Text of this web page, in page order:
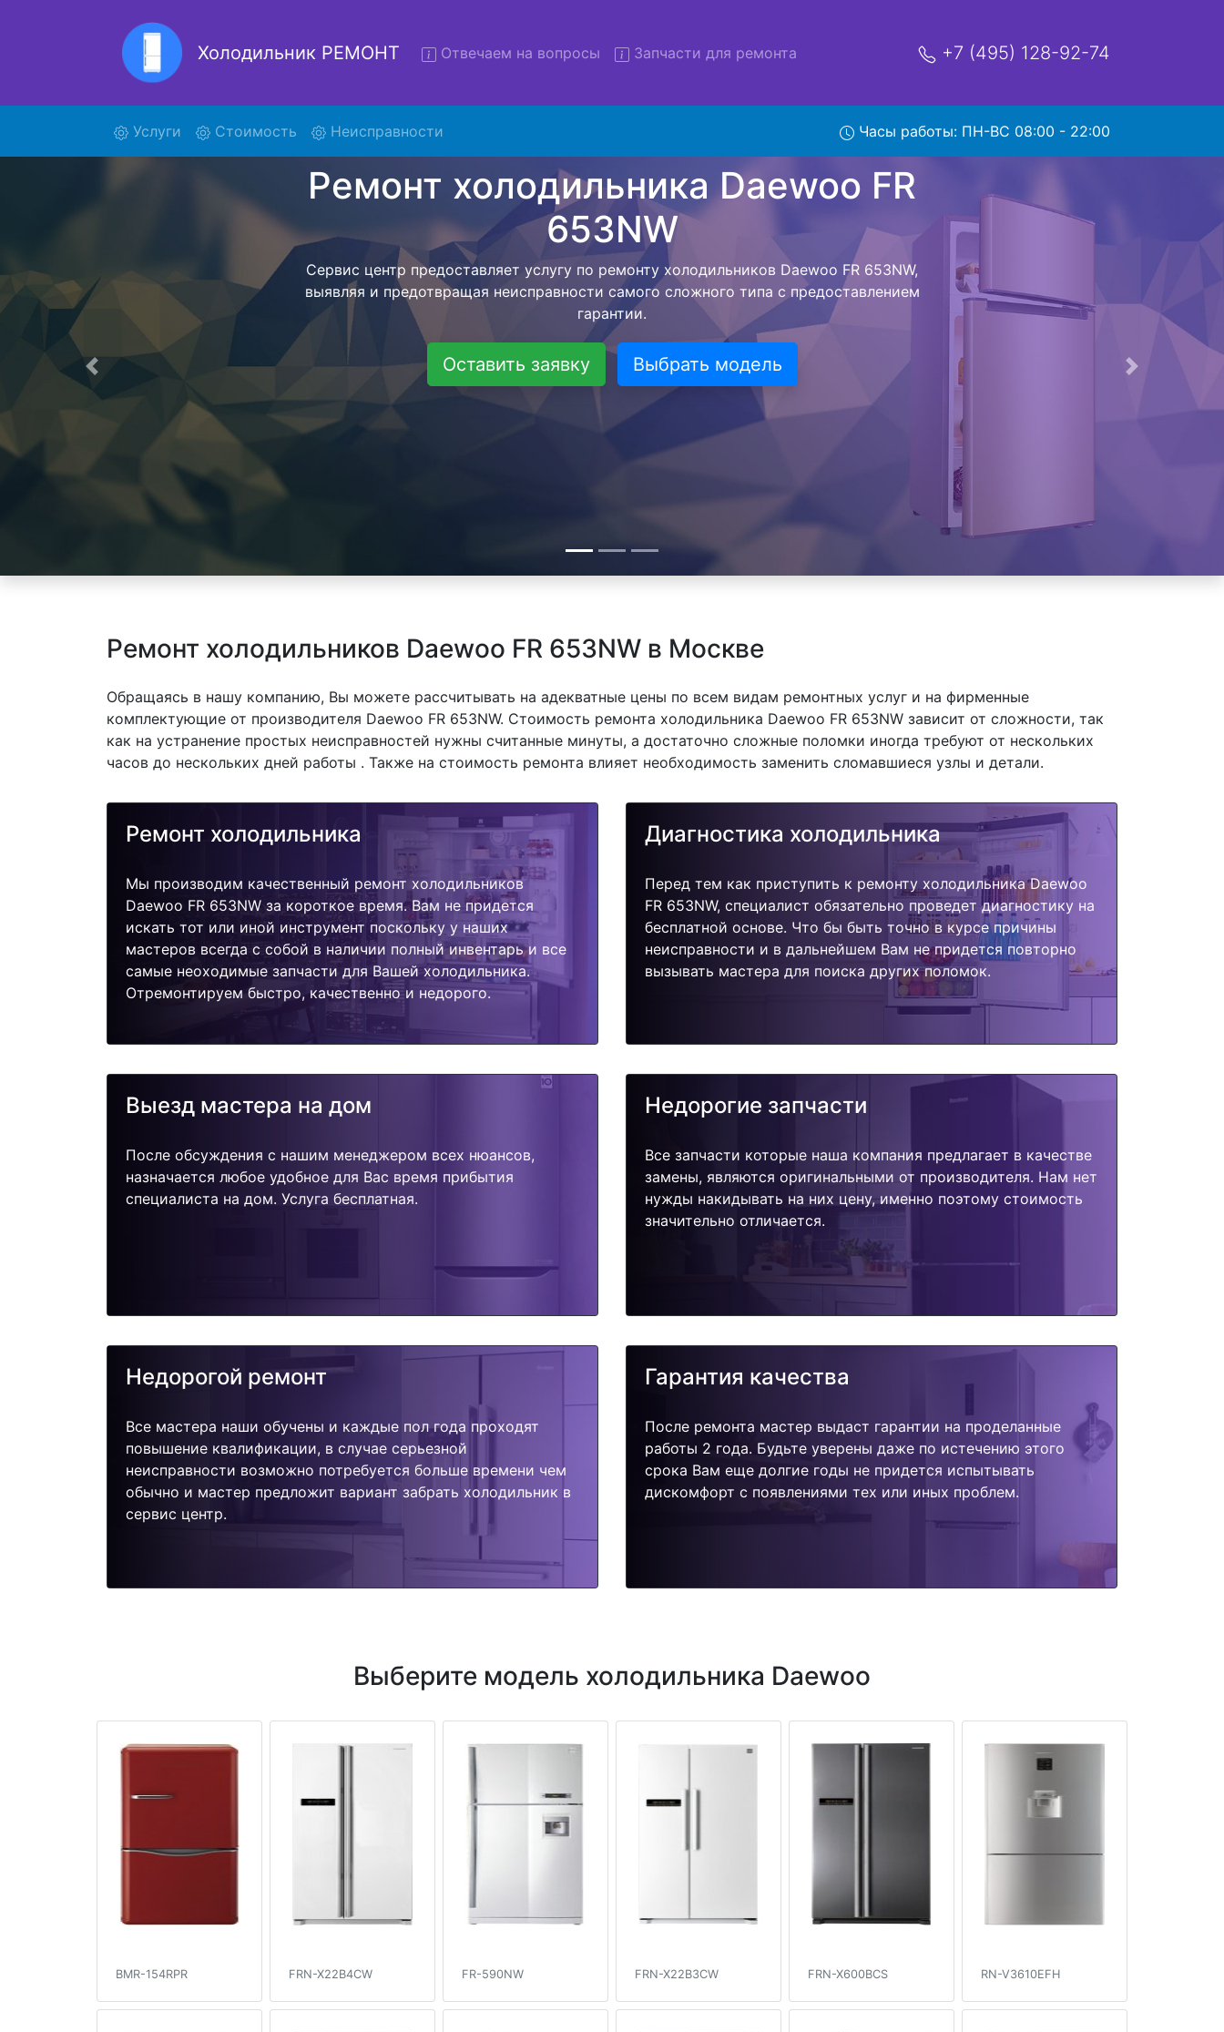
Холодильник РЕМОНТ Отвечаем на вопросы Запчасти для ремонта +7 (495) 128-92-74
Услуги (current)Стоимость Неисправности Часы работы: ПН-ВС 08:00 - 22:00
Ремонт холодильников с вывозом - чтобы клиент не тратил свое время и деньги на
поиски курьерской службы, наш мастер сам заберет холодильник Daewoo FR
653NW и отвезет в сервисный центр. Ремонт холодильника Daewoo FR 653NW
осуществляется внутри сервисного центра, тем самым Вам не предстоит ожидать
мастера как закончит с ремонтом. Перед тем как холодильная техника сдается,
согласовывается конечная стоимость работ и в дальнейшем фиксируется.
Перечень бесплатных услуг от компании - Доставка холодильников , выезд
специалиста, консультирование и диагностика.
Оставить заявку Выбрать модель
Предыдущая Следующая
Ремонт холодильников Daewoo FR 653NW в Москве
Обращаясь в нашу компанию, Вы можете рассчитывать на адекватные цены по всем видам ремонтных услуг и на фирменные
комплектующие от производителя Daewoo FR 653NW. Стоимость ремонта холодильника Daewoo FR 653NW зависит от сложности, так
как на устранение простых неисправностей нужны считанные минуты, а достаточно сложные поломки иногда требуют от нескольких
часов до нескольких дней работы . Также на стоимость ремонта влияет необходимость заменить сломавшиеся узлы и детали.
Ремонт холодильника
Мы производим качественный ремонт холодильников
Daewoo FR 653NW за короткое время. Вам не придется
искать тот или иной инструмент поскольку у наших
мастеров всегда с собой в наличии полный инвентарь и все
самые неоходимые запчасти для Вашей холодильника.
Отремонтируем быстро, качественно и недорого.
Диагностика холодильника
Перед тем как приступить к ремонту холодильника Daewoo
FR 653NW, специалист обязательно проведет диагностику на
бесплатной основе. Что бы быть точно в курсе причины
неисправности и в дальнейшем Вам не придется повторно
вызывать мастера для поиска других поломок.
Выезд мастера на дом
После обсуждения с нашим менеджером всех нюансов,
назначается любое удобное для Вас время прибытия
специалиста на дом. Услуга бесплатная.
Недорогие запчасти
Все запчасти которые наша компания предлагает в качестве
замены, являются оригинальными от производителя. Нам нет
нужды накидывать на них цену, именно поэтому стоимость
значительно отличается.
Недорогой ремонт
Все мастера наши обучены и каждые пол года проходят
повышение квалификации, в случае серьезной
неисправности возможно потребуется больше времени чем
обычно и мастер предложит вариант забрать холодильник в
сервис центр.
Гарантия качества
После ремонта мастер выдаст гарантии на проделанные
работы 2 года. Будьте уверены даже по истечению этого
срока Вам еще долгие годы не придется испытывать
дискомфорт с появлениями тех или иных проблем.
Выберите модель холодильника Daewoo
BMR-154RPR FRN-X22B4CW FR-590NW FRN-X22B3CW FRN-X600BCS RN-V3610EFH